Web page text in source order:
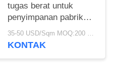
tugas berat untuk
penyimpanan pabrik
semen
35-50 USD/Sqm MOQ:200 meter persegi
KONTAK